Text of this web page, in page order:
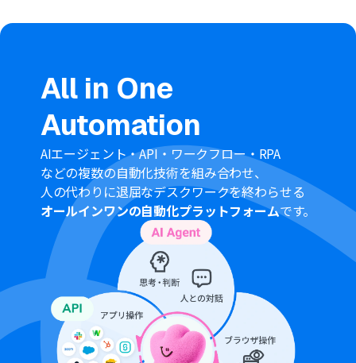
All in One
Automation
AIエージェント・API・ワークフロー・RPA
などの複数の自動化技術を組み合わせ、
人の代わりに退屈なデスクワークを終わらせる
オールインワンの自動化プラットフォームです。